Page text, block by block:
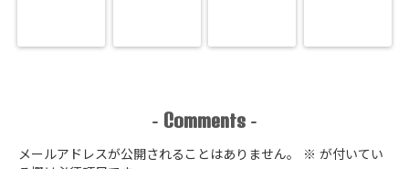
- Comments -
メールアドレスが公開されることはありません。 ※ が付いてい